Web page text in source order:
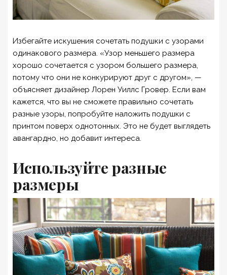
Избегайте искушения сочетать подушки с узорами
одинакового размера. «Узор меньшего размера
хорошо сочетается с узором большего размера,
потому что они не конкурируют друг с другом», —
объясняет дизайнер Лорен Уиллс Гровер. Если вам
кажется, что вы не сможете правильно сочетать
разные узоры, попробуйте наложить подушки с
принтом поверх однотонных. Это не будет выглядеть
авангардно, но добавит интереса.
Используйте разные
размеры